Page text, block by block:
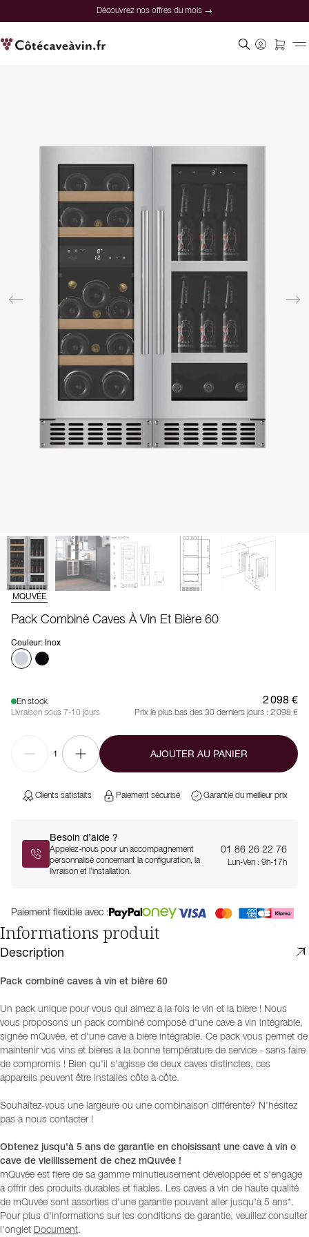
Découvrez nos offres du mois →
MQUVÉE
Pack Combiné Caves À Vin Et Bière 60
Couleur: Inox
En stock
Livraison sous 7-10 jours
2 098 €
Prix le plus bas des 30 derniers jours : 2 098 €
1 AJOUTER AU PANIER
Clients satisfaits Paiement sécurisé Garantie du meilleur prix
Besoin d’aide ?
Appelez-nous pour un accompagnement
personnalisé concernant la configuration, la
livraison et l’installation.
01 86 26 22 76
Lun-Ven : 9h-17h
Paiement flexible avec :
Informations produit
Description
Pack combiné caves à vin et bière 60
Un pack unique pour vous qui aimez à la fois le vin et la bière ! Nous
vous proposons un pack combiné composé d'une cave à vin intégrable,
signée mQuvée, et d'une cave à bière intégrable. Ce pack vous permet de
maintenir vos vins et bières à la bonne température de service - sans faire
de compromis ! Bien qu'il s'agisse de deux caves distinctes, ces
appareils peuvent être installés côte à côte.
Souhaitez-vous une largeure ou une combinaison différente? N'hésitez
pas à nous contacter !
Obtenez jusqu'à 5 ans de garantie en choisissant une cave à vin o
cave de vieillissement de chez mQuvée !
mQuvée est fière de sa gamme minutieusement développée et s'engage
à offrir des produits durables et fiables. Les caves à vin de haute qualité
de mQuvée sont assorties d'une garantie pouvant aller jusqu'à 5 ans*.
Pour plus d'informations sur les conditions de garantie, veuillez consulter
l'onglet Document.